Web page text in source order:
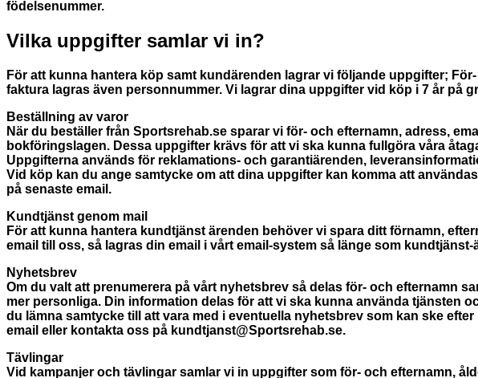
födelsenummer.
Vilka uppgifter samlar vi in?
För att kunna hantera köp samt kundärenden lagrar vi följande uppgifter;
faktura lagras även personnummer. Vi lagrar dina uppgifter vid köp i 7 år på
Beställning av varor
När du beställer från Sportsrehab.se sparar vi för- och efternamn, adress,
bokföringslagen. Dessa uppgifter krävs för att vi ska kunna fullgöra våra
Uppgifterna används för reklamations- och garantiärenden,
Vid köp kan du ange samtycke om att dina uppgifter kan komma att
på senaste email.
Kundtjänst genom mail
För att kunna hantera kundtjänst ärenden behöver vi spara ditt förnamn,
email till oss, så lagras din email i vårt email-system så länge som
Nyhetsbrev
Om du valt att prenumerera på vårt nyhetsbrev så delas för- och efternamn
mer personliga. Din information delas för att vi ska kunna använda tjänsten
du lämna samtycke till att vara med i eventuella nyhetsbrev som kan ske
email eller kontakta oss på kundtjanst@Sportsrehab.se.
Tävlingar
Vid kampanjer och tävlingar samlar vi in uppgifter som för- och efternamn,